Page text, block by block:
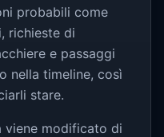
probabili come
richieste di
e passaggi
nella timeline, così
stare.
viene modificato di